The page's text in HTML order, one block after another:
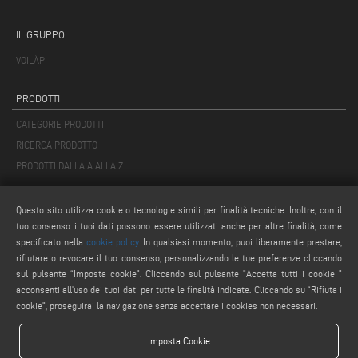
IL GRUPPO
VOILÀP
PRODOTTI
CATEGORIE PRODOTTI
RICERCA PRODOTTO
PRODOTTI DALLA A ALLA Z
MAIL
info@keraglass.com
service@keraglass.com
webmaster@emmegi.com
SEGUICI
Questo sito utilizza cookie o tecnologie simili per finalità tecniche. Inoltre, con il
tuo consenso i tuoi dati possono essere utilizzati anche per altre finalità, come
specificato nella cookie policy. In qualsiasi momento, puoi liberamente prestare,
rifiutare o revocare il tuo consenso, personalizzando le tue preferenze cliccando
sul pulsante “Imposta cookie”. Cliccando sul pulsante "Accetta tutti i cookie "
acconsenti all'uso dei tuoi dati per tutte le finalità indicate. Cliccando su “Rifiuta i
cookie”, proseguirai la navigazione senza accettare i cookies non necessari.
Imposta Cookie